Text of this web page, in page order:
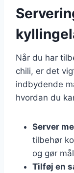
Når du har
chili, er det
indbydende
hvordan du
Server
tilbehør
og gør
Tilføj en